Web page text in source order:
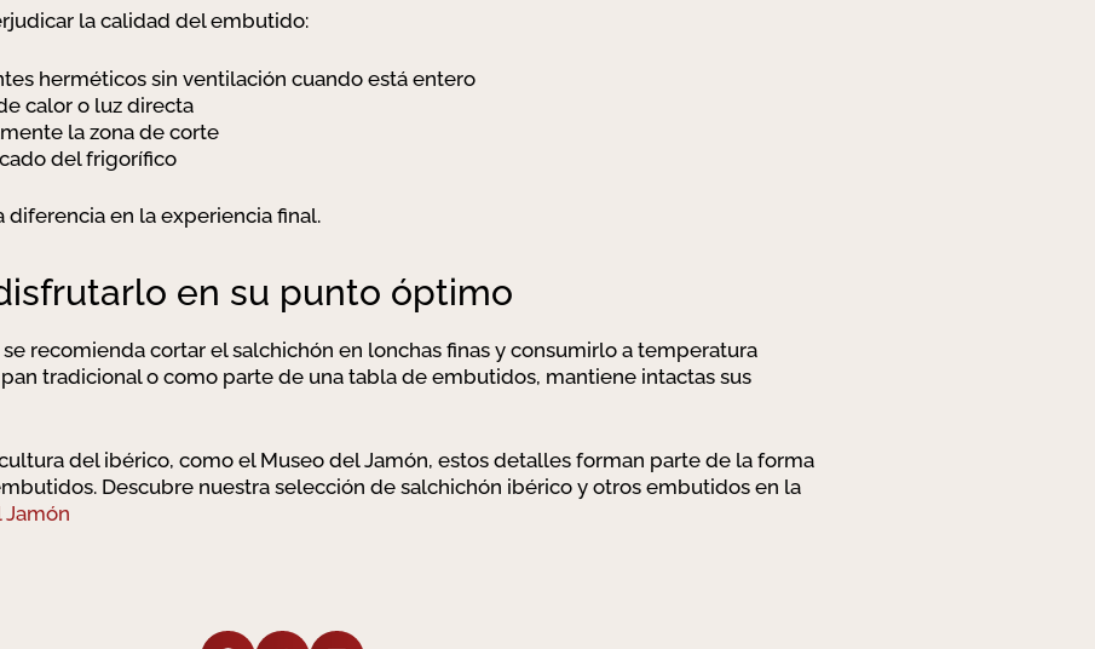
la calidad del embutido:
herméticos sin ventilación cuando está entero
calor o luz directa
la zona de corte
del frigorífico
diferencia en la experiencia final.
en su punto óptimo
se recomienda cortar el salchichón en lonchas finas y consumirlo a temperatura
tradicional o como parte de una tabla de embutidos, mantiene intactas sus
del ibérico, como el Museo del Jamón, estos detalles forman parte de la forma
Descubre nuestra selección de salchichón ibérico y otros embutidos en la